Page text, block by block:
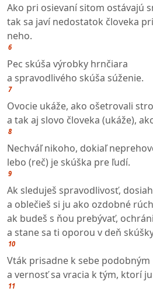
Ako pri osievaní sitom ostávajú
tak sa javí nedostatok človeka
neho.
6
Pec skúša výrobky hrnčiara
a spravodlivého skúša súženie.
7
Ovocie ukáže, ako ošetrovali
a tak aj slovo človeka (ukáže),
8
Nechváľ nikoho, dokiaľ
lebo (reč) je skúška pre ľudí.
9
Ak sleduješ spravodlivosť,
a oblečieš si ju ako ozdobné
ak budeš s ňou prebývať,
a stane sa ti oporou v deň
10
Vták prisadne k sebe podobným
a vernosť sa vracia k tým, ktorí
11